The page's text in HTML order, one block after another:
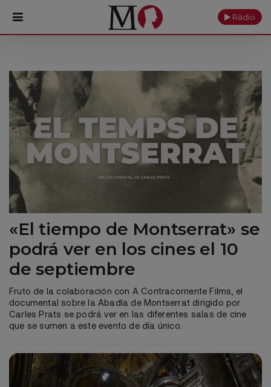
Monasterio
Cultura
Actualidad
Ofrendas
Ràdio
«El tiempo de Montserrat» se
podrá ver en los cines el 10
de septiembre
Fruto de la colaboración con A Contracorriente Films, el
documental sobre la Abadía de Montserrat dirigido por
Carles Prats se podrá ver en las diferentes salas de cine
que se sumen a este evento de día único.